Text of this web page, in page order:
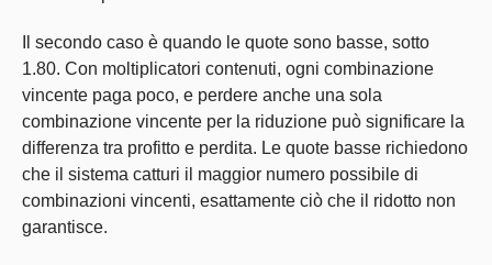
Il secondo caso è quando le quote sono basse, sotto
1.80. Con moltiplicatori contenuti, ogni combinazione
vincente paga poco, e perdere anche una sola
combinazione vincente per la riduzione può significare la
differenza tra profitto e perdita. Le quote basse richiedono
che il sistema catturi il maggior numero possibile di
combinazioni vincenti, esattamente ciò che il ridotto non
garantisce.